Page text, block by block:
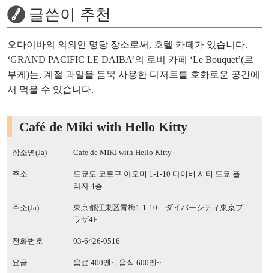
글쓴이 추천
오다이바의 의외인 명당 장소로써, 호텔 카페가 있습니다.
‘GRAND PACIFIC LE DAIBA’의 로비 카페 ‘Le Bouquet’(르
부케)는, 계절 과일을 듬뿍 사용한 디저트를 호화로운 공간에
서 먹을 수 있습니다.
Café de Miki with Hello Kitty
장소명(Ja) Cafe de MIKI with Hello Kitty
주소
도쿄도 코토구 아오미 1-1-10 다이버 시티 도쿄 플
라자 4층
주소(Ja)
東京都江東区青梅1-1-10 ダイバーシティ東京プ
ラザ4F
전화번호 03-6426-0516
요금 음료 400엔~, 음식 600엔~